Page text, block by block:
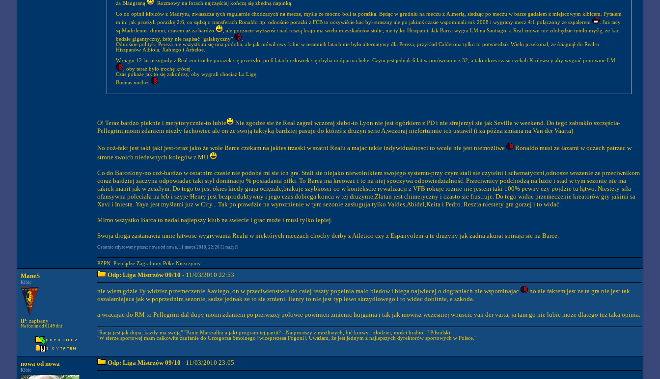
za Blaugraną
. Rozmowy na forach najczęściej kończą się zbędną napinką.
Co do opinii kibiców z Madrytu, zwłaszcza tych regularnie chodzących na mecze, myślę że mocno boli ta porażka. Będąc w grudniu na meczu z Almerią, siedząc po meczu w barze gadałem z miejscowym kibicem. Pytałem
m.in. jak przeżyli porażkę 2:6, co sądzą o transferach Ronaldo itp. odnośnie porażki z FCB to oczywiście kac był straszny ale po jakimś czasie wspominali rok 2008 i wygrany mecz 4:1 połączony ze szpalerem
. Już tacy
są Madrilenos, dumni, czasem aż za bardzo
, ale poczucie wyższości nad resztą kraju ma wielu mieszkańców stolic, nie tylko Hiszpanii. Jak Barca wygra LM na Santiago, a Real znowu nie zdobędzie tytułu myślę, że kac
będzie gigantyczny, żeby nie napisać "galaktyczny"
.
Odnośnie polityki Pereza nie wszystkim się ona podoba, ale jak mówił owy kibic w ostatnich latach nie było alternatywy dla Pereza, przykład Calderona tylko to potwierdził. Wielu przekonał, że ściągnął do Real-u
Hiszpanów Albiola, Xabiego i Arbeloe.
W ciągu 12 lat przygody z Real-em troche porażek się przeżyło, po 6 latach człowiek się chyba uodparnia hehe. Czym jest jednak 6 lat w porównaniu z 32, a taki okres czasu czekali Królewscy aby wygrać ponownie LM
, oby teraz było trochę krócej.
Czas pokaże jak to się zakończy, oby wygrali chociaż La Ligę.
Buenas noches
.
O! Teraz bardzo pieknie i merytorycznie-to lubie
Nie zgodze sie że Real zagrał wczoraj słabo-to Lyon nie jest ogórkiem z PD i nie sfrajerzył sie jak Sevilla w weekend. Do tego zabrakło szczęścia-
Pellegrini,moim zdaniem niezły fachowiec ale on ze swoją taktyką bardziej pasuje do któreś z druzyn serie A,wczoraj niefortunnie ich ustawił (i za późna zmiana na Van der Vaarta)
No coż-fakt jest taki jaki jest-teraz jako że wole Barce czekam na jakies trzaski w szatni Realu a majac takie indywidualnosci to wcale nie jest niemożliwe
Ronaldo musi ze łazami w oczach patrzec w
strone swoich niedawnych kolegów z MU
Co do Barcelony-no coż-bardzo w ostatnim czasie nie podoba mi sie ich gra. Stali sie niejako niewolnikiem swojego systemu-przy czym stali sie czytelni i schematyczni,odnosze wrazenie ze przeciwnikom
coraz bardziej zaczyna odpowiadac taki styl dominacjo % posiadania piłki. To Barca ma kreowac i to na niej spoczywa odpowiedzialność. Przeciwnicy podchodzą na luzie i stad w tym sezonie nie ma
takich manit jak w zeszłym. Do tego to jest okres kiedy graja ocięzale,brakuje szybkosci-co w kontekscie rywalizacji z VFB rokuje roznie-nie jestem taki 100% pewny czy pojdzie tu łątwo. Niestety-siła
ofansywna poleciała na łeb i szyje-Henry jest bezproduktywny i jego czas dobiega konca w tej druzynie,Zlatan jest chimeryczny i czasto sie frustruje. Do tego widac przemeczenie kreatorów gry jakimi sa
Xavi i Iniesta. Yaya jest myślami juz w City... Tak po prawdzie na wyroznienie w tym sezonie zasługuja tylko Valdes,Abidal,Keita i Pedro. Reszta niestety gra gorzej i to widać.
Mimo wszystko Barca to nadal najlepszy klub na swiecie i grac może i musi tylko lepiej.
Swoja droga zastanawia mnie łatwosc wygrywania Realu w niektórych meczach chocby derby z Atletico czy z Espanyolem-a te druzyny jak zadna akurat spinaja sie na Barce.
Ostatnio edytowany przez: nowa od nowa, 11 marca 2010, 22:20 [1 raz(y)]
PZPN=Pieniądze Zagrabimy Piłke Niszczymy
ManeS
Kibic
IP: zapisany
Na forum od 6149 dni
Odp: Liga Mistrzów 09/10 - 11/03/2010 22:53
nie wiem gdzie Ty widzisz przemeczenie Xaviego, on w przeciwienstwie do calej reszty popelnia malo bledow i biega najwiecej o dograniach nie wspominajac
no ale faktem jest ze ta gra nie jest tak
oszalamiajaca jak w poprzednim sezonie, sadze jednak ze to sie zmieni. Henry to nie jest typ lewo skrzydlowego i to widac dobitnie, a szkoda.
a wracajac do RM to Pellegrini dal dupy moim zdaniem po pierwszej polowie powinien zmienic hujgaina i tak jak mowisz wczesniej wpuscic van der varta, ja tam go nie lubie moze dlatego tez taka opinia.
"Racja jest jak dupa, każdy ma swoją" "Panie Marszałku a jaki program tej partii? - Najprostszy z możliwych, bić kurwy i złodziei, mości hrabio" J Piłsudski
"W sferze sportowej mam całkowite zaufanie do Grzegorza Smolnego [wiceprezesa Pogoni]. Uważam, że jest jednym z najlepszych dyrektorów sportowych w Polsce."
nowa od nowa
Kibic
Odp: Liga Mistrzów 09/10 - 11/03/2010 23:05